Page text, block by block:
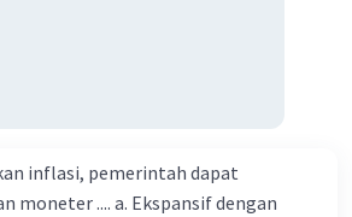
inflasi, pemerintah dapat
moneter .... a. Ekspansif dengan